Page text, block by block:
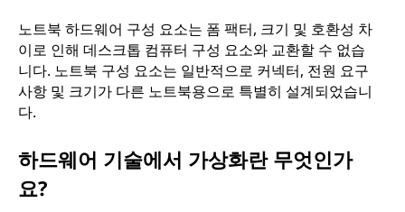
노트북 하드웨어 구성 요소는 폼 팩터, 크기 및 호환성 차
이로 인해 데스크톱 컴퓨터 구성 요소와 교환할 수 없습
니다. 노트북 구성 요소는 일반적으로 커넥터, 전원 요구
사항 및 크기가 다른 노트북용으로 특별히 설계되었습니
다.
하드웨어 기술에서 가상화란 무엇인가
요?